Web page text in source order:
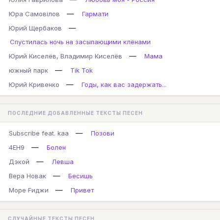
Юра Самовілов
—
Гармати
Юрий Щербаков
—
Спустилась ночь на засыпающими клёнами
Юрий Киселёв, Владимир Киселёв
—
Мама
южный парк
—
Tik Tok
Юрий Кривенко
— Годы, как вас задержать...
ПОСЛЕДНИЕ ДОБАВЛЕННЫЕ ТЕКСТЫ ПЕСЕН
Subscribe feat. kaa —
Позови
4EH9
—
Болен
Дэкой
—
Левша
Вера Новак
—
Бесишь
Море Fиджи
— Привет
СЛУЧАЙНЫЕ ТЕКСТЫ ПЕСЕН